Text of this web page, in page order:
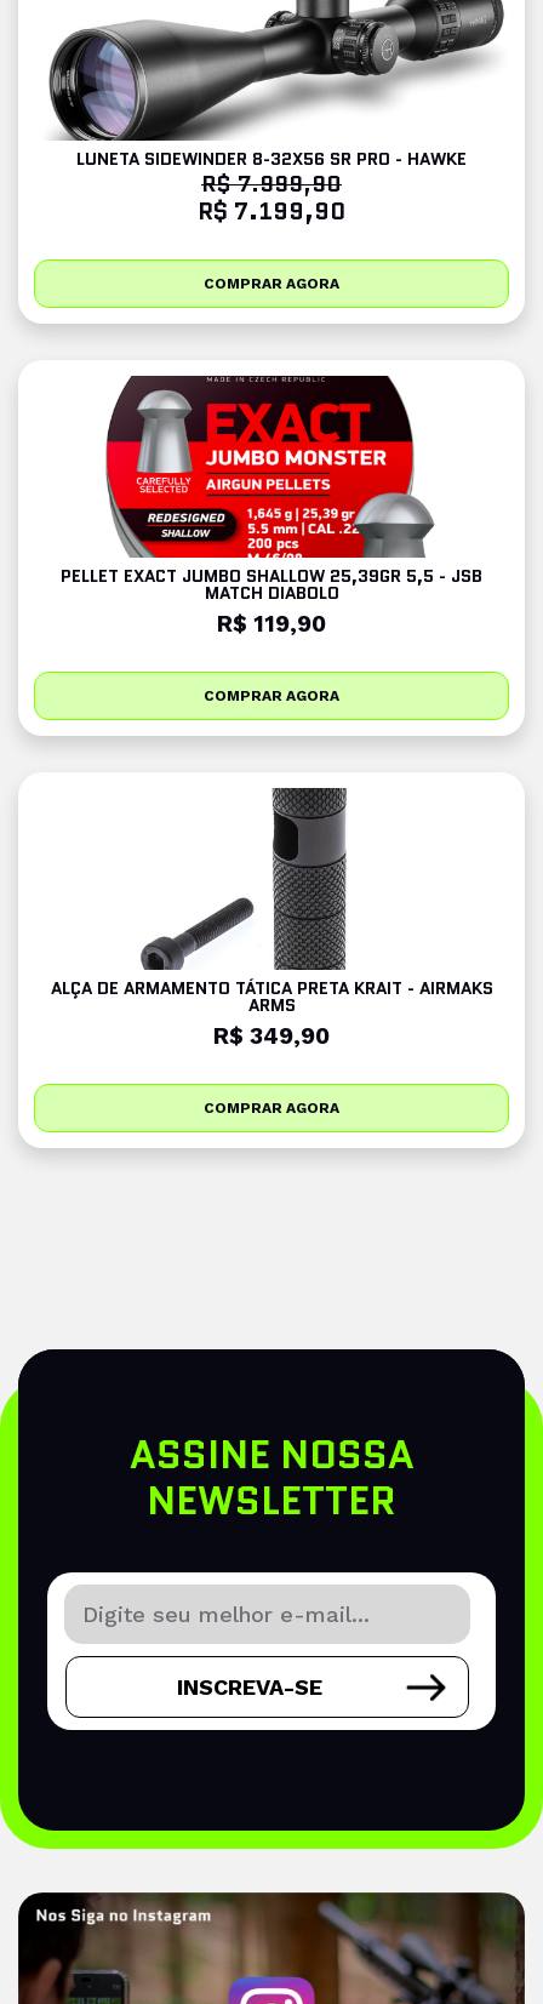
LUNETA SIDEWINDER 8-32X56 SR PRO - HAWKE
R$ 7.999,90
R$ 7.199,90
COMPRAR AGORA
PELLET EXACT JUMBO SHALLOW 25,39GR 5,5 - JSB
MATCH DIABOLO
R$ 119,90
COMPRAR AGORA
ALÇA DE ARMAMENTO TÁTICA PRETA KRAIT - AIRMAKS
ARMS
R$ 349,90
COMPRAR AGORA
ASSINE NOSSA
NEWSLETTER
INSCREVA-SE